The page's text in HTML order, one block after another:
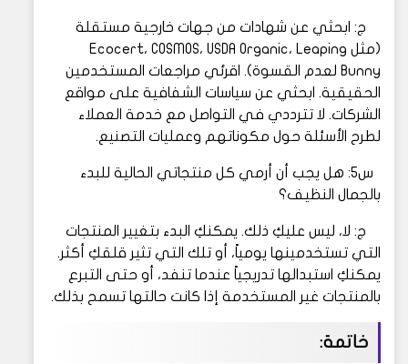
ج: ابحثي عن شهادات من جهات خارجية مستقلة
(مثل Ecocert، COSMOS، USDA Organic، Leaping
Bunny لعدم القسوة). اقرئي مراجعات المستخدمين
الحقيقية. ابحثي عن سياسات الشفافية على مواقع
الشركات. لا تترددي في التواصل مع خدمة العملاء
لطرح الأسئلة حول مكوناتهم وعمليات التصنيع.
س5: هل يجب أن أرمي كل منتجاتي الحالية للبدء
بالجمال النظيف؟
ج: لا، ليس عليكِ ذلك. يمكنكِ البدء بتغيير المنتجات
التي تستخدمينها يومياً، أو تلك التي تثير قلقكِ أكثر.
يمكنكِ استبدالها تدريجياً عندما تنفد، أو حتى التبرع
بالمنتجات غير المستخدمة إذا كانت حالتها تسمح بذلك.
خاتمة: